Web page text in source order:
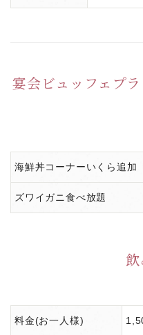
宴会ビュッフェプ
海鮮丼コーナーいくら追加
ズワイガニ食べ放題
料金(お一人様)